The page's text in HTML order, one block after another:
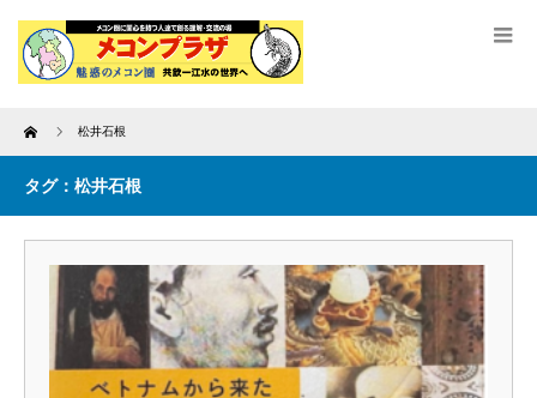
Home 松井石根
タグ：松井石根